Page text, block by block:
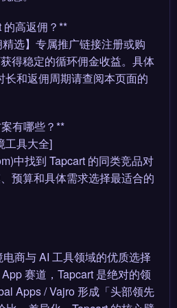
的高返佣？**
选】专属推广链接注册或购
得稳定的循环佣金收益。具体
和返佣周期请查阅本页面的
有哪些？**
工具大全]
中找到 Tapcart 的同类竞品对
预算和具体需求选择最适合的
商与 AI 工具领域的优质选择
赛道，Tapcart 是绝对的领
Apps / Vajro 形成「头部领先